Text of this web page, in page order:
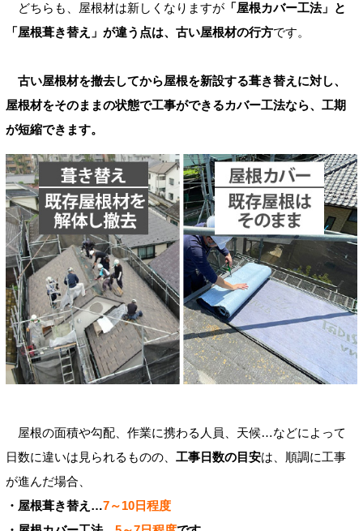
どちらも、屋根材は新しくなりますが 「屋根カバー工法」と
「屋根葺き替え」が違う点は、古い屋根材の行方です。
古い屋根材を撤去してから屋根を新設する葺き替えに対し、
屋根材をそのままの状態で工事ができるカバー工法なら、工期
が短縮できます。
屋根の面積や勾配、作業に携わる人員、天候…などによって
日数に違いは見られるものの、 工事日数の目安は、順調に工事
が進んだ場合、
・屋根葺き替え…7～10日程度